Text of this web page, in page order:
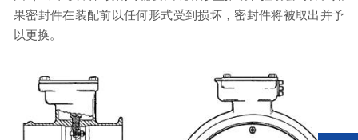
果密封件在装配前以任何形式受到损坏，密封件将被取出并予
以更换。